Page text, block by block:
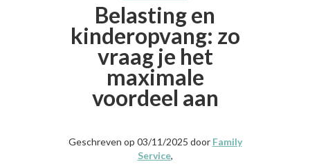
Belasting en
kinderopvang: zo
vraag je het
maximale
voordeel aan
Geschreven op 03/11/2025 door Family
Service,